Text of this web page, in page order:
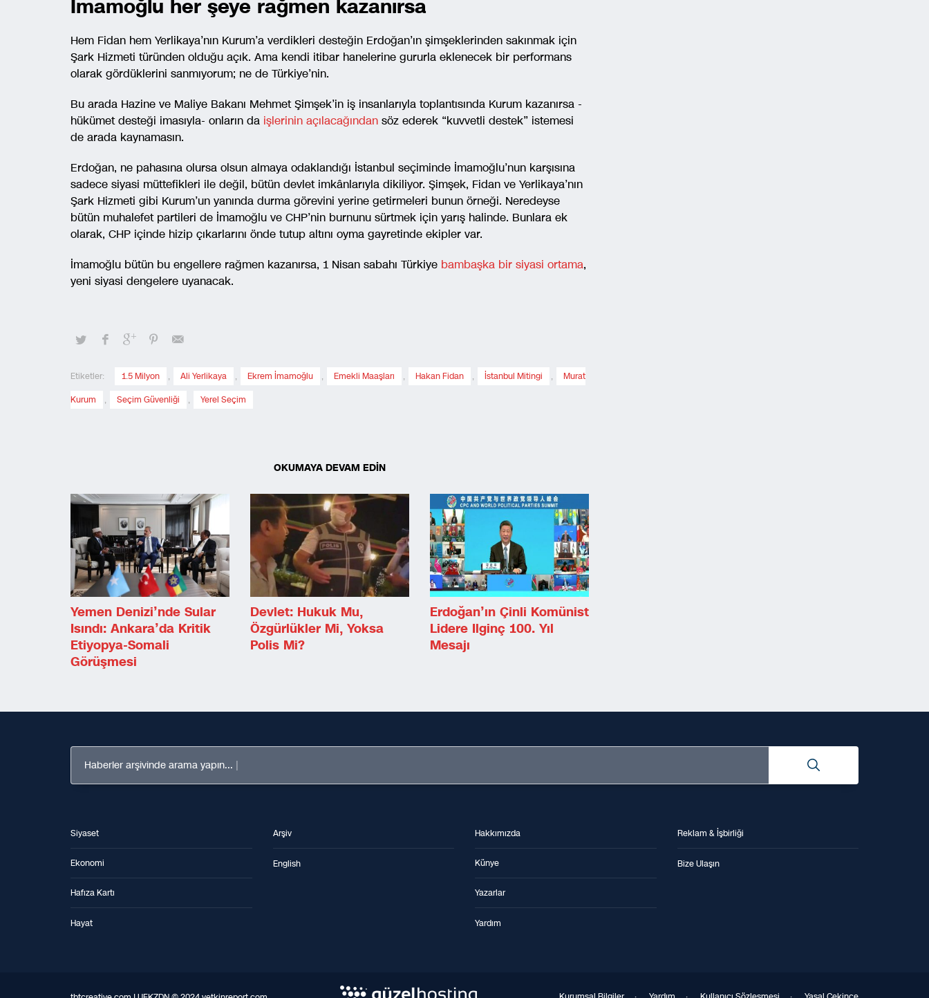
İmamoğlu her şeye rağmen kazanırsa
Hem Fidan hem Yerlikaya’nın Kurum’a verdikleri desteğin Erdoğan’ın şimşeklerinden sakınmak için
Şark Hizmeti türünden olduğu açık. Ama kendi itibar hanelerine gururla eklenecek bir performans
olarak gördüklerini sanmıyorum; ne de Türkiye’nin.
Bu arada Hazine ve Maliye Bakanı Mehmet Şimşek’in iş insanlarıyla toplantısında Kurum kazanırsa -
hükümet desteği imasıyla- onların da işlerinin açılacağından söz ederek “kuvvetli destek” istemesi
de arada kaynamasın.
Erdoğan, ne pahasına olursa olsun almaya odaklandığı İstanbul seçiminde İmamoğlu’nun karşısına
sadece siyasi müttefikleri ile değil, bütün devlet imkânlarıyla dikiliyor. Şimşek, Fidan ve Yerlikaya’nın
Şark Hizmeti gibi Kurum’un yanında durma görevini yerine getirmeleri bunun örneği. Neredeyse
bütün muhalefet partileri de İmamoğlu ve CHP’nin burnunu sürtmek için yarış halinde. Bunlara ek
olarak, CHP içinde hizip çıkarlarını önde tutup altını oyma gayretinde ekipler var.
İmamoğlu bütün bu engellere rağmen kazanırsa, 1 Nisan sabahı Türkiye bambaşka bir siyasi ortama,
yeni siyasi dengelere uyanacak.
Etiketler: 1.5 Milyon , Ali Yerlikaya , Ekrem İmamoğlu , Emekli Maaşları , Hakan Fidan , İstanbul Mitingi , Murat
Kurum , Seçim Güvenliği , Yerel Seçim
OKUMAYA DEVAM EDİN
Yemen Denizi’nde Sular
Isındı: Ankara’da Kritik
Etiyopya-Somali
Görüşmesi
Devlet: Hukuk Mu,
Özgürlükler Mi, Yoksa
Polis Mi?
Erdoğan’ın Çinli Komünist
Lidere Ilginç 100. Yıl
Mesajı
Haberler arşivinde arama yapın...
Siyaset
Ekonomi
Hafıza Kartı
Hayat
Arşiv
English
Hakkımızda
Künye
Yazarlar
Yardım
Reklam & İşbirliği
Bize Ulaşın